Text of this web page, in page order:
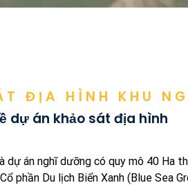
ĐỊA HÌNH KHU
dự án khảo sát địa hình
dự án nghĩ dưỡng có quy mô 40 Ha
phần Du lịch Biển Xanh (Blue Sea